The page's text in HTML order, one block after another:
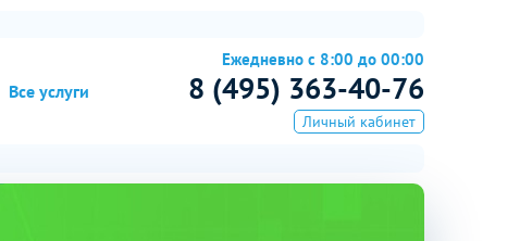
Все услуги
Ежедневно с 8:00 до 00:00
8 (495) 363-40-76
Личный кабинет